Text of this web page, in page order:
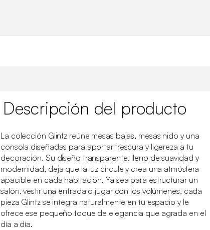
Descripción del producto
La colección Glintz reúne mesas bajas, mesas nido y una
consola diseñadas para aportar frescura y ligereza a tu
decoración. Su diseño transparente, lleno de suavidad y
modernidad, deja que la luz circule y crea una atmósfera
apacible en cada habitación. Ya sea para estructurar un
salón, vestir una entrada o jugar con los volúmenes, cada
pieza Glintz se integra naturalmente en tu espacio y le
ofrece ese pequeño toque de elegancia que agrada en el
día a día.